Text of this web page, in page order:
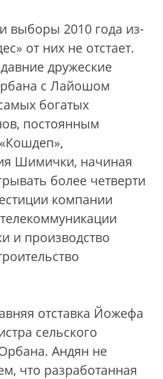
выборы 2010 года из-
от них не отстает.
дружеские
с Лайошом
богатых
постоянным
Шимички, начиная
более четверти
компании
и производство
отставка Йожефа
сельского
Андян не
что разработанная